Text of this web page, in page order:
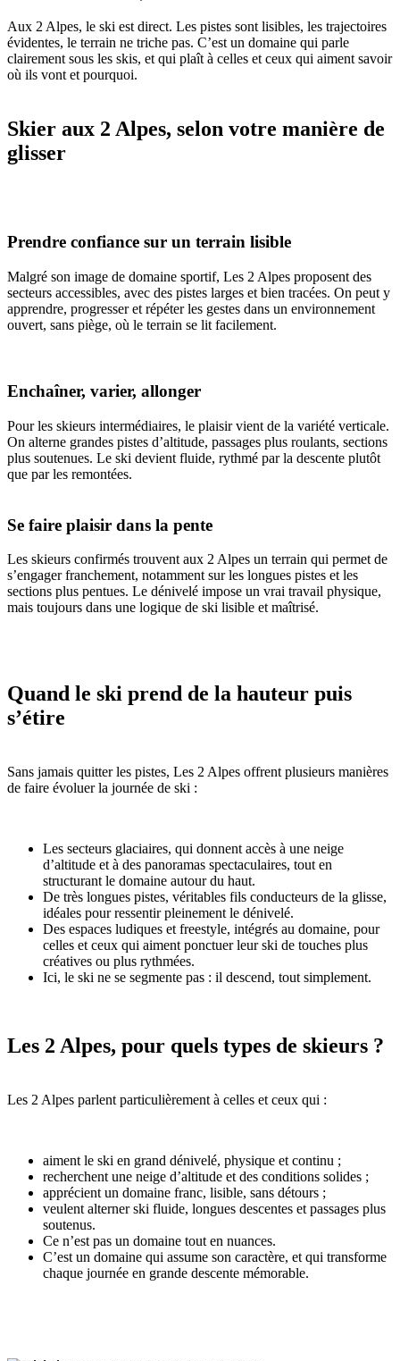
Aux 2 Alpes, le ski est direct. Les pistes sont lisibles, les trajectoires
évidentes, le terrain ne triche pas. C’est un domaine qui parle
clairement sous les skis, et qui plaît à celles et ceux qui aiment savoir
où ils vont et pourquoi.
Skier aux 2 Alpes, selon votre manière de
glisser
Prendre confiance sur un terrain lisible
Malgré son image de domaine sportif, Les 2 Alpes proposent des
secteurs accessibles, avec des pistes larges et bien tracées. On peut y
apprendre, progresser et répéter les gestes dans un environnement
ouvert, sans piège, où le terrain se lit facilement.
Enchaîner, varier, allonger
Pour les skieurs intermédiaires, le plaisir vient de la variété verticale.
On alterne grandes pistes d’altitude, passages plus roulants, sections
plus soutenues. Le ski devient fluide, rythmé par la descente plutôt
que par les remontées.
Se faire plaisir dans la pente
Les skieurs confirmés trouvent aux 2 Alpes un terrain qui permet de
s’engager franchement, notamment sur les longues pistes et les
sections plus pentues. Le dénivelé impose un vrai travail physique,
mais toujours dans une logique de ski lisible et maîtrisé.
Quand le ski prend de la hauteur puis
s’étire
Sans jamais quitter les pistes, Les 2 Alpes offrent plusieurs manières
de faire évoluer la journée de ski :
Les secteurs glaciaires, qui donnent accès à une neige
d’altitude et à des panoramas spectaculaires, tout en
structurant le domaine autour du haut.
De très longues pistes, véritables fils conducteurs de la glisse,
idéales pour ressentir pleinement le dénivelé.
Des espaces ludiques et freestyle, intégrés au domaine, pour
celles et ceux qui aiment ponctuer leur ski de touches plus
créatives ou plus rythmées.
Ici, le ski ne se segmente pas : il descend, tout simplement.
Les 2 Alpes, pour quels types de skieurs ?
Les 2 Alpes parlent particulièrement à celles et ceux qui :
aiment le ski en grand dénivelé, physique et continu ;
recherchent une neige d’altitude et des conditions solides ;
apprécient un domaine franc, lisible, sans détours ;
veulent alterner ski fluide, longues descentes et passages plus
soutenus.
Ce n’est pas un domaine tout en nuances.
C’est un domaine qui assume son caractère, et qui transforme
chaque journée en grande descente mémorable.